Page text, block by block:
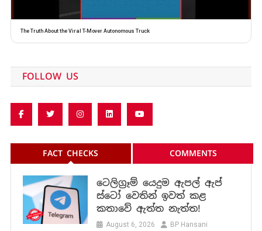
The Truth About the Viral T-Mover Autonomous Truck
FOLLOW US
FACT CHECKS COMMENTS
ටෙලිග්‍රෑම් යෙදුම ඇපල් ඇප්
ස්ටෝ වෙතින් ඉවත් කළ
කතාවේ ඇත්ත නැත්ත!
August 6, 2026 BP Hansani